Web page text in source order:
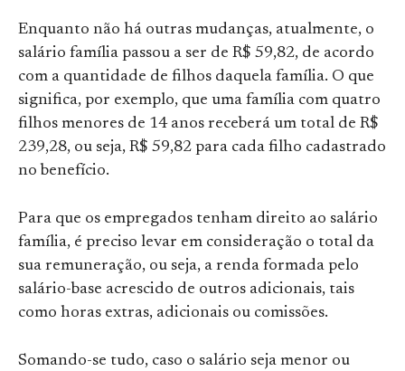
Enquanto não há outras mudanças, atualmente, o
salário família passou a ser de R$ 59,82, de acordo
com a quantidade de filhos daquela família. O que
significa, por exemplo, que uma família com quatro
filhos menores de 14 anos receberá um total de R$
239,28, ou seja, R$ 59,82 para cada filho cadastrado
no benefício.
Para que os empregados tenham direito ao salário
família, é preciso levar em consideração o total da
sua remuneração, ou seja, a renda formada pelo
salário-base acrescido de outros adicionais, tais
como horas extras, adicionais ou comissões.
Somando-se tudo, caso o salário seja menor ou